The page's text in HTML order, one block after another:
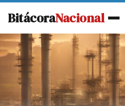
BitácoraNacional